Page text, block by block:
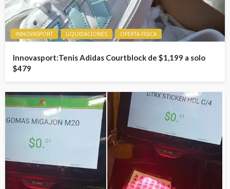
INNOVASPORT LIQUIDACIONES OFERTA FISICA
Innovasport:Tenis Adidas Courtblock de $1,199 a solo
$479